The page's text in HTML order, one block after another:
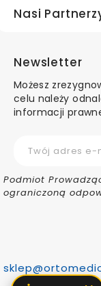
Nasi
Newsletter
Możesz
celu należy
informacji
Podmiot
ograniczoną